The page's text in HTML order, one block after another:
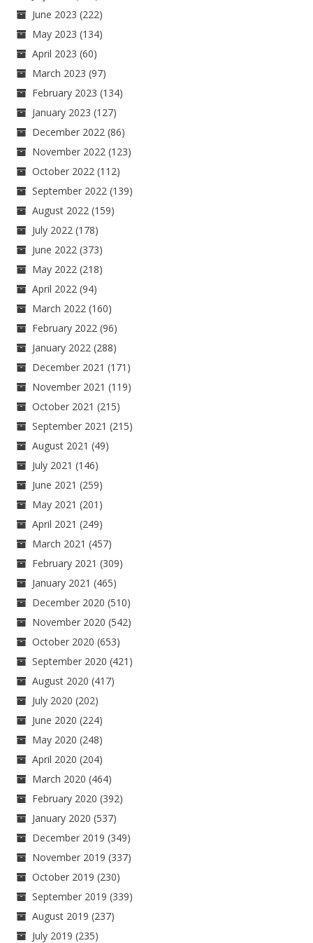
June 2023 (222)
May 2023 (134)
April 2023 (60)
March 2023 (97)
February 2023 (134)
January 2023 (127)
December 2022 (86)
November 2022 (123)
October 2022 (112)
September 2022 (139)
August 2022 (159)
July 2022 (178)
June 2022 (373)
May 2022 (218)
April 2022 (94)
March 2022 (160)
February 2022 (96)
January 2022 (288)
December 2021 (171)
November 2021 (119)
October 2021 (215)
September 2021 (215)
August 2021 (49)
July 2021 (146)
June 2021 (259)
May 2021 (201)
April 2021 (249)
March 2021 (457)
February 2021 (309)
January 2021 (465)
December 2020 (510)
November 2020 (542)
October 2020 (653)
September 2020 (421)
August 2020 (417)
July 2020 (202)
June 2020 (224)
May 2020 (248)
April 2020 (204)
March 2020 (464)
February 2020 (392)
January 2020 (537)
December 2019 (349)
November 2019 (337)
October 2019 (230)
September 2019 (339)
August 2019 (237)
July 2019 (235)